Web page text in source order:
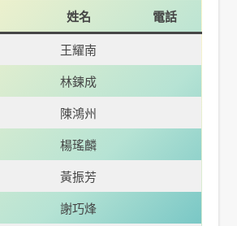
姓名 電話
王耀南
林鍊成
陳鴻州
楊瑤麟
黃振芳
謝巧烽